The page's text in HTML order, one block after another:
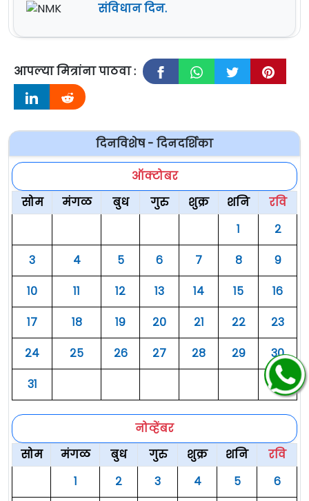
संविधान दिन.
आपल्या मित्रांना पाठवा :
दिनविशेष - दिनदर्शिका
ऑक्टोबर
सोम
मंगळ बुध गुरु शुक्र शनि
रवि
१
२
३
४ ५ ६ ७ ८
९
१०
११ १२ १३ १४ १५
१६
१७
१८ १९ २० २१ २२
२३
२४
२५ २६ २७ २८ २९
३०
३१
नोव्हेंबर
सोम
मंगळ बुध गुरु शुक्र शनि
रवि
१
२ ३ ४ ५
६